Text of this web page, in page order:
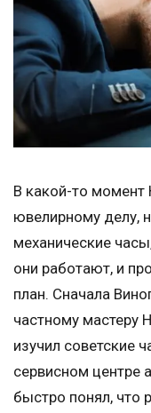
В какой-то момент
ювелирному делу,
механические
они работают, и
план. Сначала
частному мастеру
изучил советские
сервисном центре
быстро понял, что